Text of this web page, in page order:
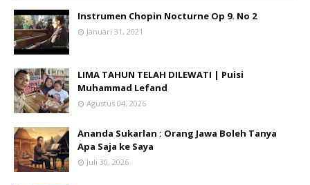
Instrumen Chopin Nocturne Op 9. No 2
Januari 31, 2021
LIMA TAHUN TELAH DILEWATI | Puisi
Muhammad Lefand
Agustus 04, 2026
Ananda Sukarlan : Orang Jawa Boleh Tanya
Apa Saja ke Saya
Juli 30, 2026